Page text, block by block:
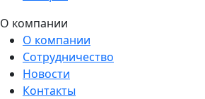
О компании
О компании
Сотрудничество
Новости
Контакты